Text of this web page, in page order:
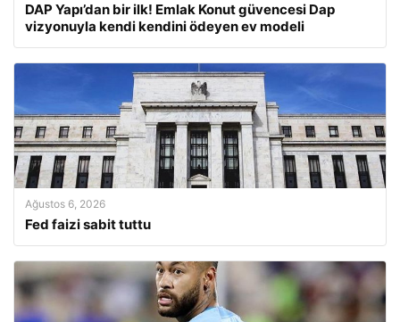
DAP Yapı’dan bir ilk! Emlak Konut güvencesi Dap
vizyonuyla kendi kendini ödeyen ev modeli
Ağustos 6, 2026
Fed faizi sabit tuttu